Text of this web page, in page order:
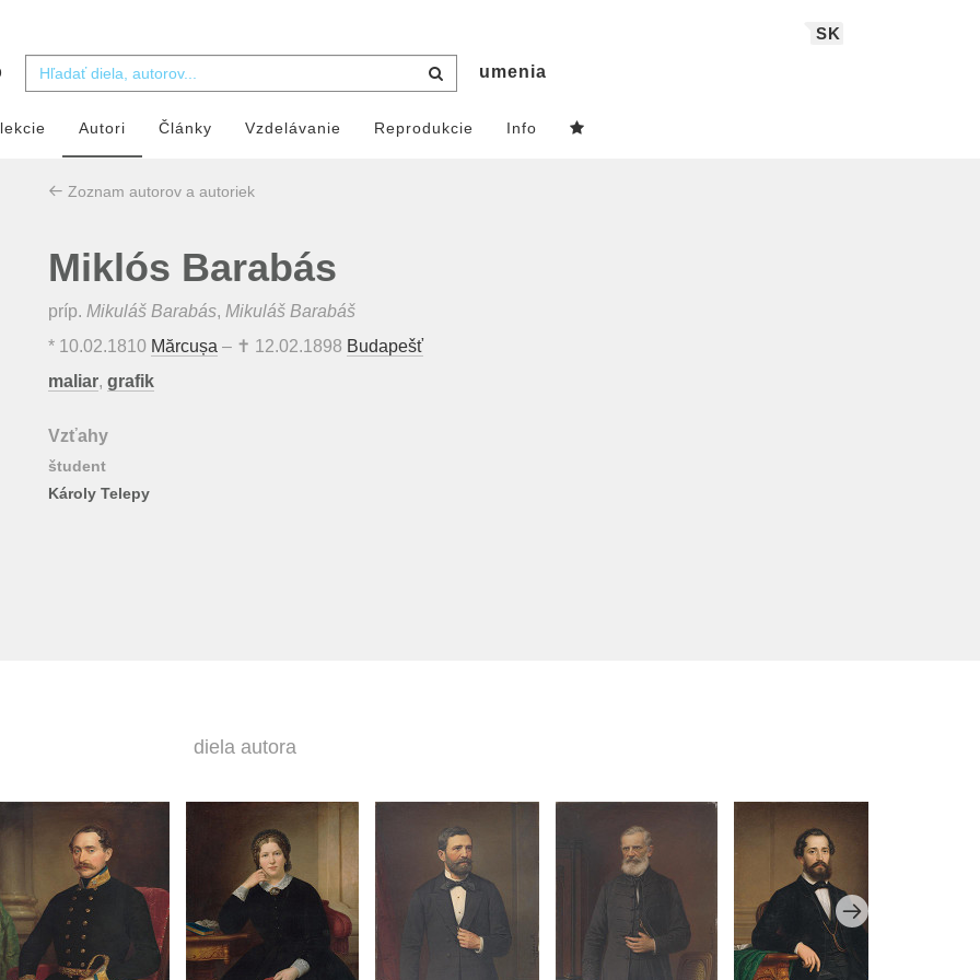
SK
umenia
Autori Články Vzdelávanie Reprodukcie Info
Zoznam autorov a autoriek
Miklós Barabás
príp. Mikuláš Barabás, Mikuláš Barabáš
* 10.02.1810 Mărcușa – ✝ 12.02.1898 Budapešť
maliar, grafik
Vzťahy
študent
Károly Telepy
diela autora